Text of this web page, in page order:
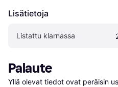
Lisätietoja
Listattu klarnassa
Palaute
Yllä olevat tiedot ovat peräisin